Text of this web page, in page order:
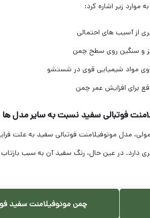
موارد زیر اشاره کرد:
از آسیب های احتمالی
تیز و سنگین روی سطح چمن
مواد شیمیایی قوی در شستشو
برای افزایش عمر چمن
فوتبالی سفید نسبت به سایر مدل ها
مدل مونوفیلامنت فوتبالی سفید به علت
دارد. در عین حال، رنگ سفید آن به سبب بازتاب
چمن مونوفیلامنت سفید